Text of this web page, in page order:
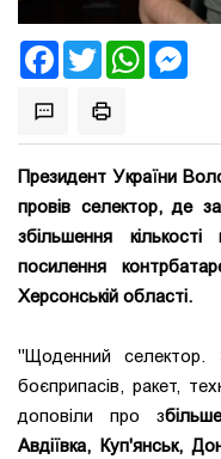
FacebookTwitter WhatsApp
Президент України
провів селектор, де
збільшення
посилення
Херсонській області.
"Щоденний селектор.
боєприпасів, ракет,
доповіли про з
Авдіївка, Куп'янськ,